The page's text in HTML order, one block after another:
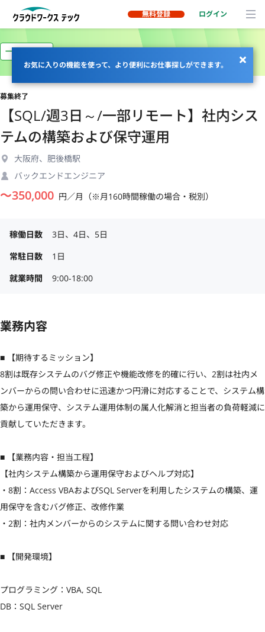
無料登録 ログイン
お気に入りの機能を使って、より便利にお仕事探しができます。
一部リモート
募集終了
【SQL/週3日～/一部リモート】社内シス
テムの構築および保守運用
大阪府、肥後橋駅
バックエンドエンジニア
〜350,000 円／月（※月160時間稼働の場合・税別）
稼働日数
3日、4日、5日
常駐日数
1日
就業時間
9:00-18:00
業務内容
■ 【期待するミッション】
8割は既存システムのバグ修正や機能改修を的確に行い、2割は社内メ
ンバーからの問い合わせに迅速かつ円滑に対応することで、システム構
築から運用保守、システム運用体制の属人化解消と担当者の負荷軽減に
貢献していただきます。
■ 【業務内容・担当工程】
【社内システム構築から運用保守およびヘルプ対応】
・8割：Access VBAおよびSQL Serverを利用したシステムの構築、運
用保守を含むバグ修正、改修作業
・2割：社内メンバーからのシステムに関する問い合わせ対応
■ 【開発環境】
プログラミング：VBA, SQL
DB：SQL Server